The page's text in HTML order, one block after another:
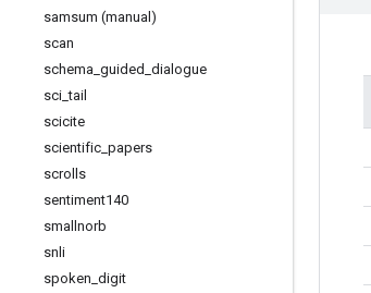
samsum (manual)
scan
schema guided dialogue
sci _tail
scicite
scientific papers
scrolls
sentiment140
smallnorb
snli
spoken digit